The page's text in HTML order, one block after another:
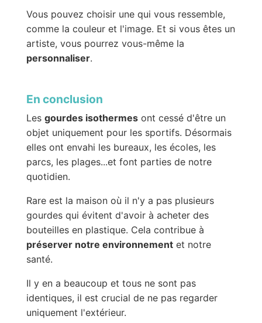
Vous pouvez choisir une qui vous ressemble,
comme la couleur et l'image. Et si vous êtes un
artiste, vous pourrez vous-même la
personnaliser.
En conclusion
Les gourdes isothermesont cessé d'être un
objet uniquement pour les sportifs. Désormais
elles ont envahi les bureaux, les écoles, les
parcs, les plages...et font parties de notre
quotidien.
Rare est la maison où il n'y a pas plusieurs
gourdes qui évitent d'avoir à acheter des
bouteilles en plastique. Cela contribue à
préserver notre environnementet notre
santé.
Il y en a beaucoup et tous ne sont pas
identiques, il est crucial de ne pas regarder
uniquement l'extérieur.